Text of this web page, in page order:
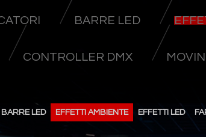
BARRE LED
CONTROLLER DMX
BARRE LED EFFETTI AMBIENTE EFFETTI LED